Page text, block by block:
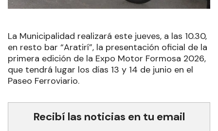
La Municipalidad realizará este jueves, a las 10.30,
en resto bar “Aratirí”, la presentación oficial de la
primera edición de la Expo Motor Formosa 2026,
que tendrá lugar los días 13 y 14 de junio en el
Paseo Ferroviario.
Recibí las noticias en tu email